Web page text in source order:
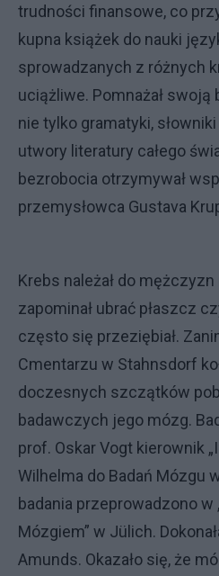
trudności finansowe, co
kupna książek do nauki
sprowadzanych z różnych
uciążliwe. Pomnażał
nie tylko gramatyki,
utwory literatury całego
bezrobocia otrzymywał
przemysłowca Gustava
Krebs należał do
zapominał ubrać płaszcz
często się przeziębiał.
Cmentarzu w Stahnsdorf
doczesnych szczątków
badawczych jego mózg.
prof. Oskar Vogt kierownik
Wilhelma do Badań Mózgu
badania przeprowadzono w
Mózgiem” w Jülich.
Amunds. Okazało się, że